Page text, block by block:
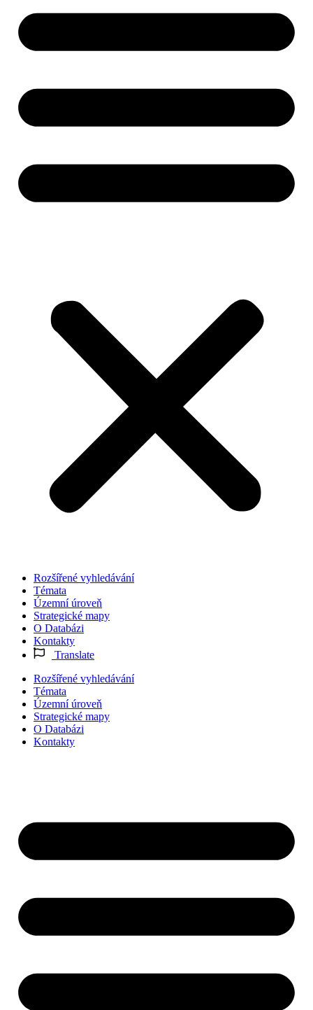
Rozšířené vyhledávání
Témata
Územní úroveň
Strategické mapy
O Databázi
Kontakty
Translate
Rozšířené vyhledávání
Témata
Územní úroveň
Strategické mapy
O Databázi
Kontakty